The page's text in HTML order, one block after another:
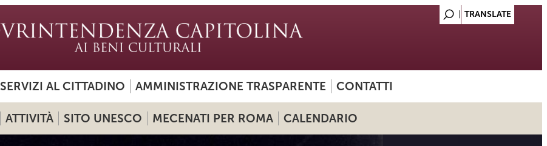
SERVIZI AL CITTADINO AMMINISTRAZIONE TRASPARENTE CONTATTI
ATTIVITÀ SITO UNESCO MECENATI PER ROMA CALENDARIO